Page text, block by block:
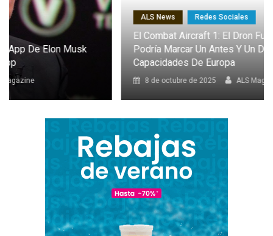
ALS News Redes Sociales
El Combat Aircraft 1: El Dron Furtivo Con IA Que
Podría Marcar Un Antes Y Un Después En Las
Capacidades De Europa
8 de octubre de 2025 ALS Magazine